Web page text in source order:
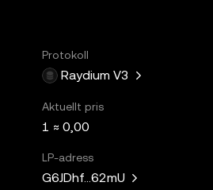
Protokoll
Raydium V3
Aktuellt pris
1 ≈ 0,00
LP-adress
G6JDhf...62mU